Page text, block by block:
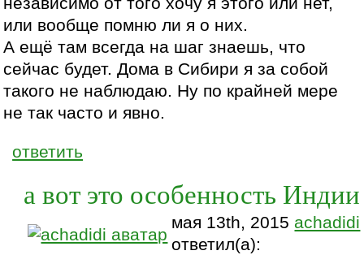
или вообще помню ли я о них.
А ещё там всегда на шаг знаешь, что
сейчас будет. Дома в Сибири я за собой
такого не наблюдаю. Ну по крайней мере
не так часто и явно.
ответить
а вот это особенность Индии
мая 13th, 2015 achadidi
ответил(а):